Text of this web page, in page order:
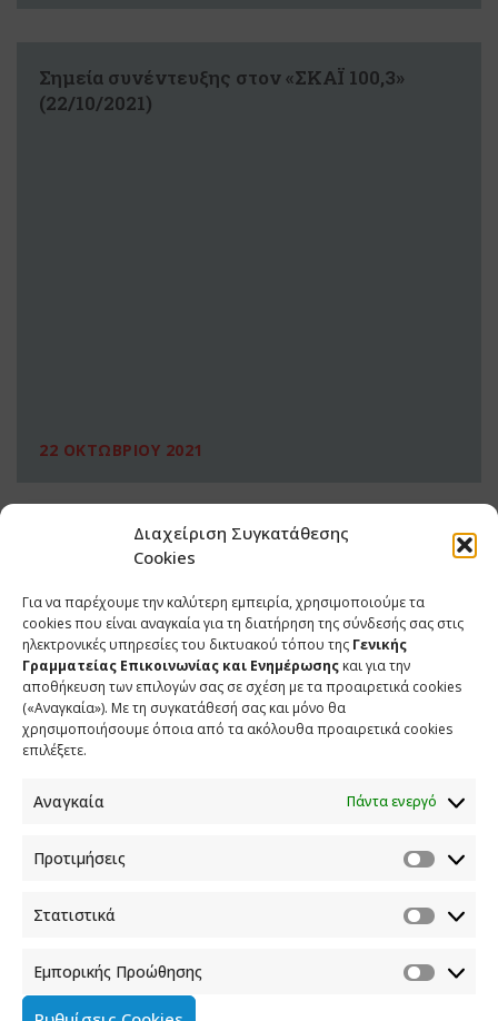
Διαχείριση Συγκατάθεσης
Cookies
Για να παρέχουμε την καλύτερη εμπειρία, χρησιμοποιούμε τα
cookies που είναι αναγκαία για τη διατήρηση της σύνδεσής σας στις
ηλεκτρονικές υπηρεσίες του δικτυακού τόπου της Γενικής
Γραμματείας Επικοινωνίας και Ενημέρωσης και για την
αποθήκευση των επιλογών σας σε σχέση με τα προαιρετικά cookies
(«Αναγκαία»). Με τη συγκατάθεσή σας και μόνο θα
χρησιμοποιήσουμε όποια από τα ακόλουθα προαιρετικά cookies
επιλέξετε.
Αναγκαία Πάντα ενεργό
Προτιμήσεις
Στατιστικά
Εμπορικής Προώθησης
Σημεία συνέντευξης στον «ΣΚΑΪ 100,3»
(22/10/2021)
22 ΟΚΤΩΒΡΙΟΥ 2021
ΕΠΙΚΟΙΝΩΝΙΑ
Φραγκούδη 11 & Αλεξάνδρου Πάντου
info.media@media.gov.gr
Πολιτική Cookies